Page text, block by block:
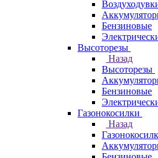
Бензиновые
Высоторезы
Назад
Высоторезы
Бензиновые
Газонокосилки
Назад